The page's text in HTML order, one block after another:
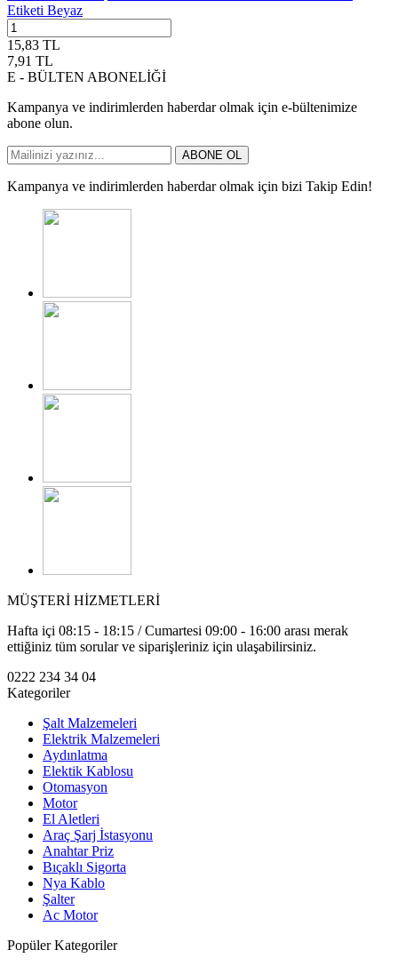
Etiketi Beyaz
15,83 TL
7,91 TL
E - BÜLTEN ABONELİĞİ
Kampanya ve indirimlerden haberdar olmak için e-bültenimize
abone olun.
ABONE OL
Kampanya ve indirimlerden haberdar olmak için bizi Takip Edin!
MÜŞTERİ HİZMETLERİ
Hafta içi 08:15 - 18:15 / Cumartesi 09:00 - 16:00 arası merak
ettiğiniz tüm sorular ve siparişleriniz için ulaşabilirsiniz.
0222 234 34 04
Kategoriler
Şalt Malzemeleri
Elektrik Malzemeleri
Aydınlatma
Elektik Kablosu
Otomasyon
Motor
El Aletleri
Araç Şarj İstasyonu
Anahtar Priz
Bıçaklı Sigorta
Nya Kablo
Şalter
Ac Motor
Popüler Kategoriler